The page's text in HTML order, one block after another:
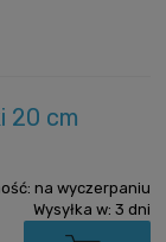
20 cm
na wyczerpaniu
Wysyłka w: 3 dni